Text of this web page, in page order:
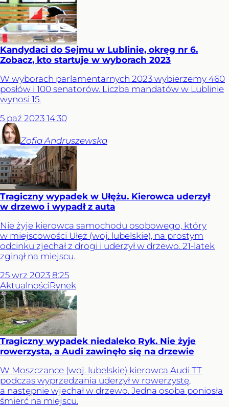
Kandydaci do Sejmu w Lublinie, okręg nr 6.
Zobacz, kto startuje w wyborach 2023
W wyborach parlamentarnych 2023 wybierzemy 460
posłów i 100 senatorów. Liczba mandatów w Lublinie
wynosi 15.
5 paź 2023 14:30
Zofia Andruszewska
Tragiczny wypadek w Ułężu. Kierowca uderzył
w drzewo i wypadł z auta
Nie żyje kierowca samochodu osobowego, który
w miejscowości Ułęż (woj. lubelskie), na prostym
odcinku zjechał z drogi i uderzył w drzewo. 21-latek
zginął na miejscu.
25 wrz 2023 8:25
AktualnościRynek
Tragiczny wypadek niedaleko Ryk. Nie żyje
rowerzysta, a Audi zawinęło się na drzewie
W Moszczance (woj. lubelskie) kierowca Audi TT
podczas wyprzedzania uderzył w rowerzystę,
a następnie wjechał w drzewo. Jedna osoba poniosła
śmierć na miejscu.